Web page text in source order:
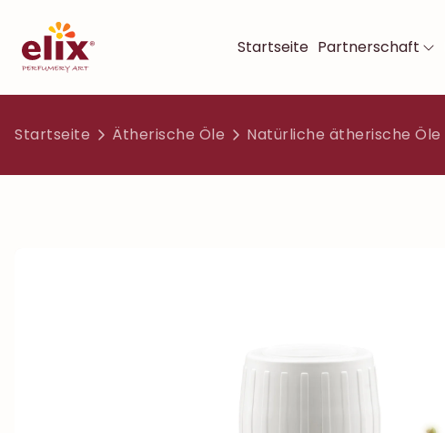
Startseite Partnerschaft
Startseite Ätherische Öle Natürliche ätherische Öle